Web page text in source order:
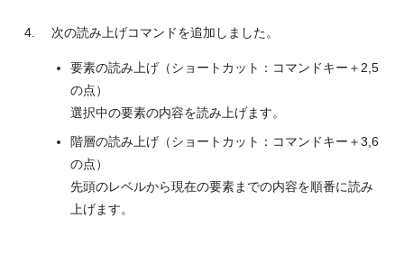
次の読み上げコマンドを追加しました。
要素の読み上げ（ショートカット：コマンドキー＋2,5
の点）
選択中の要素の内容を読み上げます。
階層の読み上げ（ショートカット：コマンドキー＋3,6
の点）
先頭のレベルから現在の要素までの内容を順番に読み
上げます。